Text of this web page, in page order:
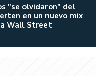
"se olvidaron" del
en un nuevo mix
Wall Street